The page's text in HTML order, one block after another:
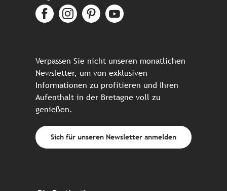
Verpassen Sie nicht unseren monatlichen
Newsletter, um von exklusiven
Informationen zu profitieren und Ihren
Aufenthalt in der Bretagne voll zu
genießen.
Sich für unseren Newsletter anmelden